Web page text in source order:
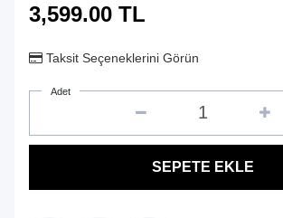
3,599.00TL
Taksit Seçeneklerini Görün
Adet
SEPETE EKLE